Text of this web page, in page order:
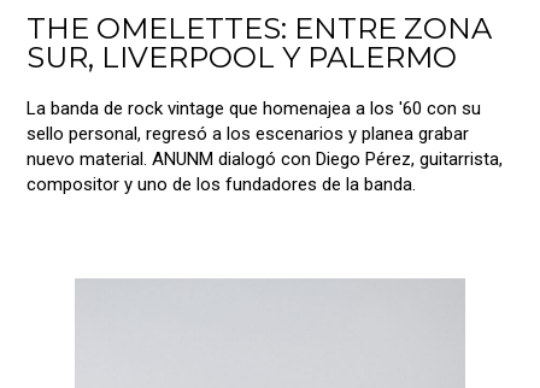
THE OMELETTES: ENTRE ZONA
SUR, LIVERPOOL Y PALERMO
La banda de rock vintage que homenajea a los '60 con su
sello personal, regresó a los escenarios y planea grabar
nuevo material. ANUNM dialogó con Diego Pérez, guitarrista,
compositor y uno de los fundadores de la banda.